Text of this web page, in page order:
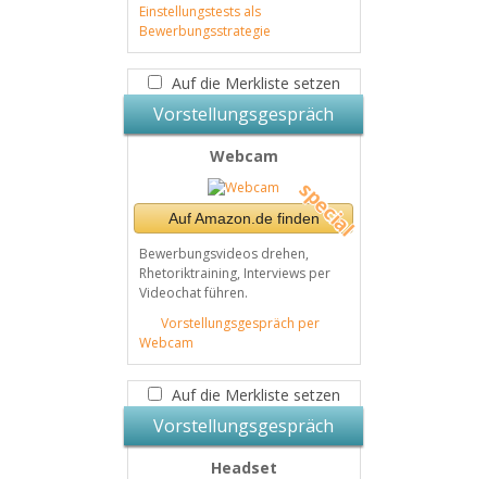
Einstellungstests als
Bewerbungsstrategie
Auf die Merkliste setzen
Vorstellungsgespräch
Webcam
Auf Amazon.de finden
Bewerbungsvideos drehen,
Rhetoriktraining, Interviews per
Videochat führen.
Vorstellungsgespräch per
Webcam
Auf die Merkliste setzen
Vorstellungsgespräch
Headset